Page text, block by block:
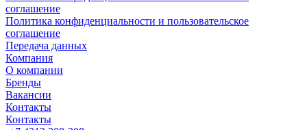
соглашение
Политика конфиденциальности и пользовательское
соглашение
Передача данных
Компания
О компании
Бренды
Вакансии
Контакты
Контакты